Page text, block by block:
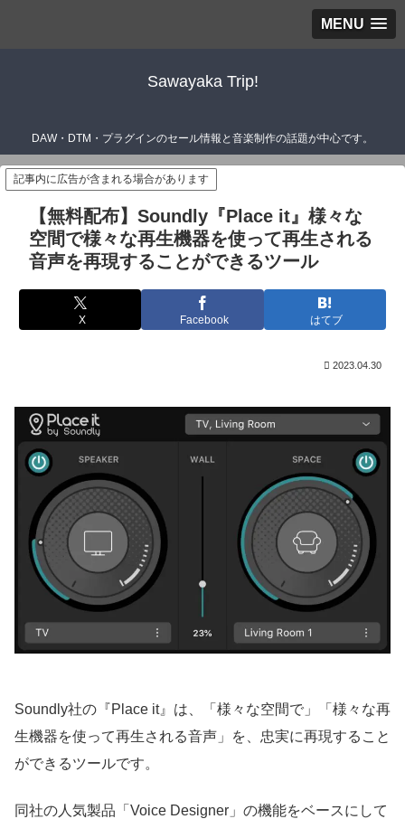
MENU
Sawayaka Trip!
DAW・DTM・プラグインのセール情報と音楽制作の話題が中心です。
記事内に広告が含まれる場合があります
【無料配布】Soundly『Place it』様々な
空間で様々な再生機器を使って再生される
音声を再現することができるツール
X Facebook はてブ
2023.04.30
Soundly社の『Place it』は、「様々な空間で」「様々な再
生機器を使って再生される音声」を、忠実に再現すること
ができるツールです。
同社の人気製品「Voice Designer」の機能をベースにして